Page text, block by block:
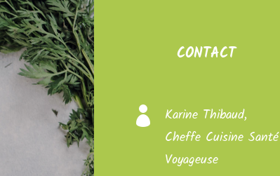
CONTACT

Karine Thibaud,
Cheffe Cuisine Santé
Voyageuse